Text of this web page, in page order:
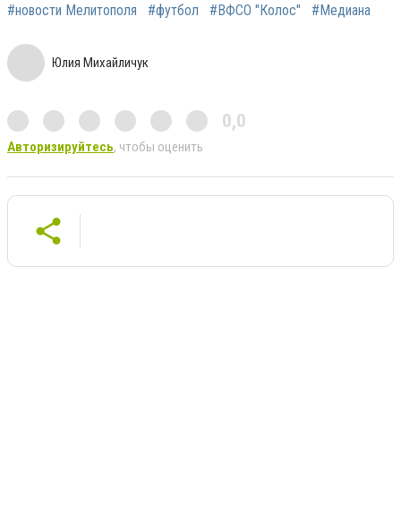
#новости Мелитополя #футбол #ВФСО "Колос" #Медиана
Юлия Михайличук
0,0
Авторизируйтесь, чтобы оценить